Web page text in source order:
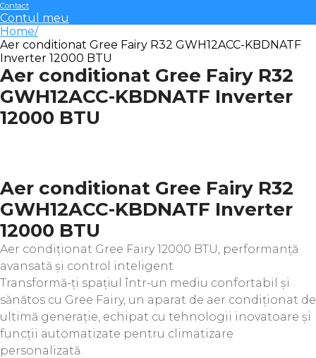
Contact
Contul meu
Home
Aer conditionat Gree Fairy R32 GWH12ACC-KBDNATF
Inverter 12000 BTU
Aer conditionat Gree Fairy R32
GWH12ACC-KBDNATF Inverter
12000 BTU
Aer conditionat Gree Fairy R32
GWH12ACC-KBDNATF Inverter
12000 BTU
Aer condiționat Gree Fairy 12000 BTU, performanță
avansată și control inteligent
Transformă-ți spațiul într-un mediu confortabil și
sănătos cu Gree Fairy, un aparat de aer condiționat de
ultimă generație, echipat cu tehnologii inovatoare și
funcții automatizate pentru climatizare
personalizată.